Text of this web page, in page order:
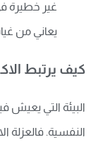
غير خطيرة
يعاني من
كيف يرتبط
البيئة التي يعيش
النفسية. فالعزلة